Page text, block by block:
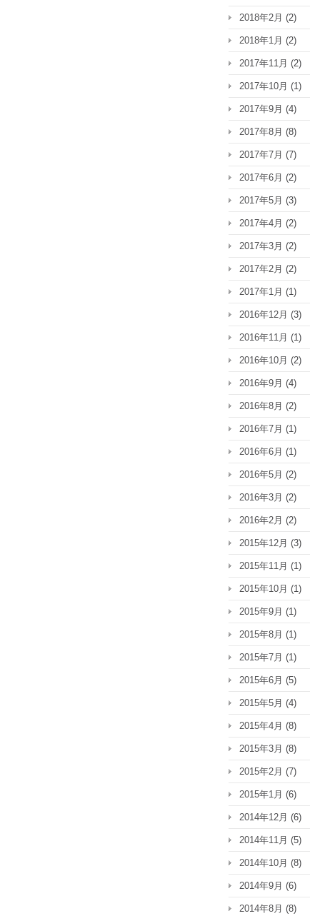
2018年2月 (2)
2018年1月 (2)
2017年11月 (2)
2017年10月 (1)
2017年9月 (4)
2017年8月 (8)
2017年7月 (7)
2017年6月 (2)
2017年5月 (3)
2017年4月 (2)
2017年3月 (2)
2017年2月 (2)
2017年1月 (1)
2016年12月 (3)
2016年11月 (1)
2016年10月 (2)
2016年9月 (4)
2016年8月 (2)
2016年7月 (1)
2016年6月 (1)
2016年5月 (2)
2016年3月 (2)
2016年2月 (2)
2015年12月 (3)
2015年11月 (1)
2015年10月 (1)
2015年9月 (1)
2015年8月 (1)
2015年7月 (1)
2015年6月 (5)
2015年5月 (4)
2015年4月 (8)
2015年3月 (8)
2015年2月 (7)
2015年1月 (6)
2014年12月 (6)
2014年11月 (5)
2014年10月 (8)
2014年9月 (6)
2014年8月 (8)